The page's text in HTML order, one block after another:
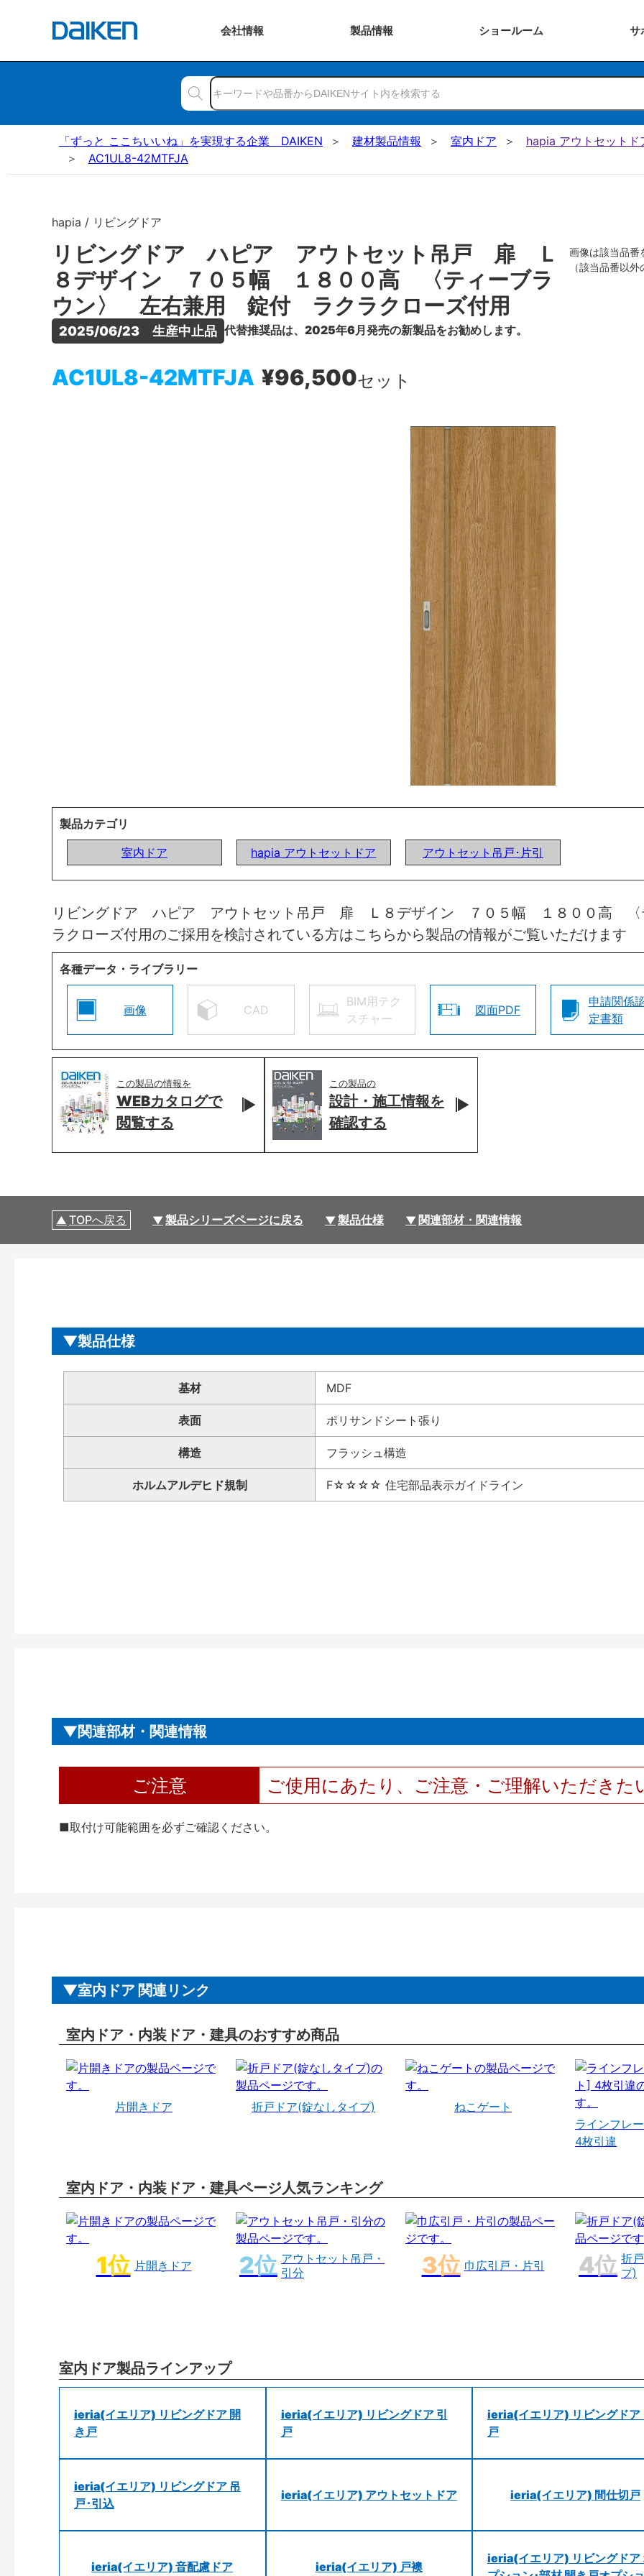
会社情報 製品情報 ショールーム サ
「ずっと ここちいいね」を実現する企業 DAIKEN 建材製品情報 室内ドア
hapia アウトセットド
AC1UL8-42MTFJA
hapia / リビングドア
リビングドア ハピア アウトセット吊戸 扉 Ｌ
８デザイン ７０５幅 １８００高 〈ティーブラ
ウン〉 左右兼用 錠付 ラクラクローズ付用
2025/06/23　生産中止品 代替推奨品は、2025年6月発売の新製品をお勧めします。
AC1UL8-42MTFJA ¥96,500セット
画像は該当品番
（該当品番以
製品カテゴリ
室内ドア
hapia アウトセットドア アウトセット吊戸･片引
リビングドア ハピア アウトセット吊戸 扉 Ｌ８デザイン ７０５幅 １８００高
ラクローズ付用のご採用を検討されている方はこちらから製品の情報がご覧いただけます
各種データ・ライブラリー
画像 CAD
BIM用テク
スチャー
図面PDF
申請関係
定書類
この製品の情報を
WEBカタログで
閲覧する
この製品の
設計・施工情報を
確認する
TOPへ戻る 製品シリーズページに戻る 製品仕様 関連部材・関連情報
製品仕様
基材 MDF
表面 ポリサンドシート張り
構造 フラッシュ構造
ホルムアルデヒド規制 F☆☆☆☆ 住宅部品表示ガイドライン
関連部材・関連情報
ご注意 ご使用にあたり、ご注意・ご理解いただきた
■取付け可能範囲を必ずご確認ください。
室内ドア 関連リンク
室内ドア・内装ドア・建具のおすすめ商品
片開きドア 折戸ドア(錠なしタイプ)
ねこゲート
ラインフレ
4枚引違
室内ドア・内装ドア・建具ページ人気ランキング
片開きドア
アウトセット吊戸・
引分
巾広引戸・片引
折
プ)
室内ドア製品ラインアップ
ieria(イエリア) リビングドア 開
き戸
ieria(イエリア) リビングドア 引
戸
ieria(イエリア) リビングドア
戸
ieria(イエリア) リビングドア 吊
戸･引込
ieria(イエリア) アウトセットドア ieria(イエリア) 間仕切戸
ieria(イエリア) 音配慮ドア ieria(イエリア) 戸襖
ieria(イエリア) リビングドア